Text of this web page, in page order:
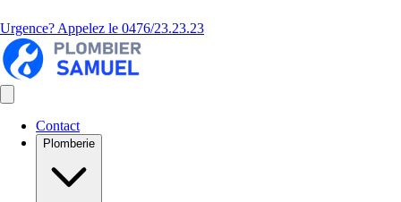
Urgence? Appelez le 0476/23.23.23
Contact
Plomberie